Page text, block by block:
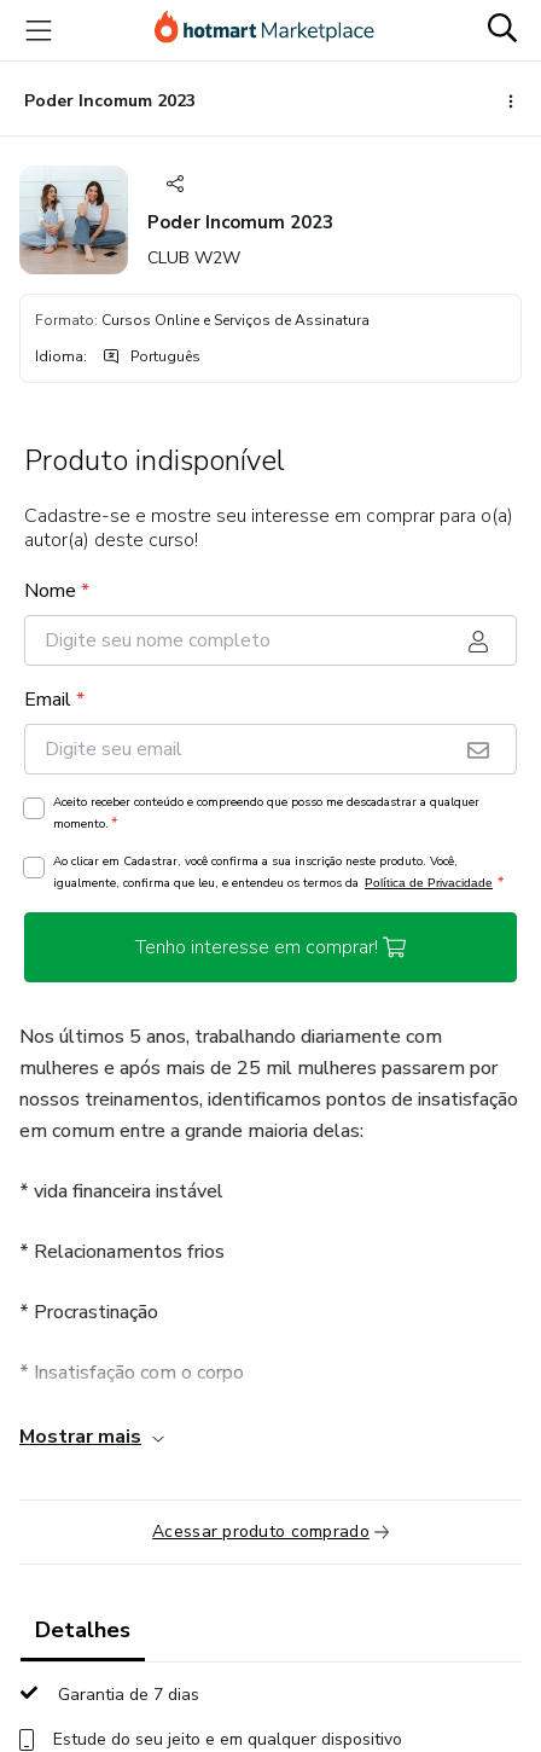
para
conteúdo
principal
para
pagamento
para
rodapéPoder Incomum 2023
Poder Incomum 2023
CLUB W2W
Formato: Cursos Online e Serviços de Assinatura
Idioma: Português
Produto indisponível
Cadastre-se e mostre seu interesse em comprar para o(a)
autor(a) deste curso!
Nome *
Email*
Aceito receber conteúdo e compreendo que posso me descadastrar a qualquer
momento. *
Ao clicar em Cadastrar, você confirma a sua inscrição neste produto. Você,
igualmente, confirma que leu, e entendeu os termos da Política de Privacidade *
Tenho interesse em comprar!
Nos últimos 5 anos, trabalhando diariamente com
mulheres e após mais de 25 mil mulheres passarem por
nossos treinamentos, identificamos pontos de insatisfação
em comum entre a grande maioria delas:
* vida financeira instável
* Relacionamentos frios
* Procrastinação
* Insatisfação com o corpo
* Não trabalham fazendo o que gostam
Queremos iniciar ao seu lado em 2023, serão 34 dias de
entrega ao vivo por Instagram fechado.
Iniciaremos 09/01/2023.
Mostrar mais
Acessar produto comprado
Detalhes
Garantia de 7 dias
Estude do seu jeito e em qualquer dispositivo